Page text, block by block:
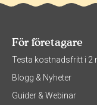
För företagare
Testa kostnadsfritt i 2
Blogg & Nyheter
Guider & Webinar